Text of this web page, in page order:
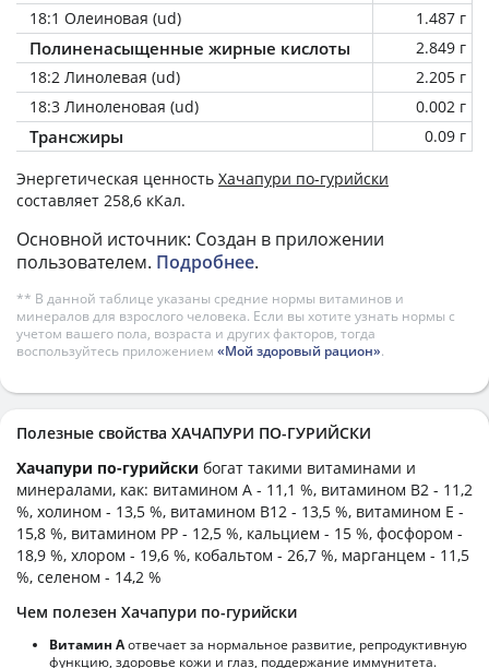
18:1 Олеиновая (ud)
1.487 г
Полиненасыщенные жирные кислоты
2.849 г
18:2 Линолевая (ud)
2.205 г
18:3 Линоленовая (ud)
0.002 г
Трансжиры 0.09 г
Энергетическая ценность Хачапури по-гурийски
составляет 258,6 кКал.
Основной источник: Создан в приложении
пользователем. Подробнее.
** В данной таблице указаны средние нормы витаминов и
минералов для взрослого человека. Если вы хотите узнать нормы с
учетом вашего пола, возраста и других факторов, тогда
воспользуйтесь приложением «Мой здоровый рацион».
Полезные свойства ХАЧАПУРИ ПО-ГУРИЙСКИ
Хачапури по-гурийски богат такими витаминами и
минералами, как: витамином А - 11,1 %, витамином B2 - 11,2
%, холином - 13,5 %, витамином B12 - 13,5 %, витамином E -
15,8 %, витамином PP - 12,5 %, кальцием - 15 %, фосфором -
18,9 %, хлором - 19,6 %, кобальтом - 26,7 %, марганцем - 11,5
%, селеном - 14,2 %
Чем полезен Хачапури по-гурийски
Витамин Аотвечает за нормальное развитие, репродуктивную
функцию, здоровье кожи и глаз, поддержание иммунитета.